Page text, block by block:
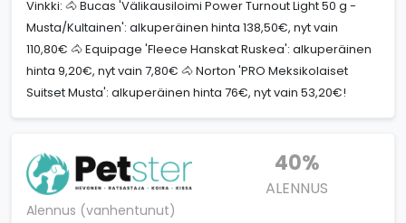
Vinkki: 🐴 Bucas 'Välikausiloimi Power Turnout Light 50 g -
Musta/Kultainen': alkuperäinen hinta 138,50€, nyt vain
110,80€ 🐴 Equipage 'Fleece Hanskat Ruskea': alkuperäinen
hinta 9,20€, nyt vain 7,80€ 🐴 Norton 'PRO Meksikolaiset
Suitset Musta': alkuperäinen hinta 76€, nyt vain 53,20€!
40%
ALENNUS
Alennus (vanhentunut)